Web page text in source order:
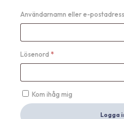
Användarnamn eller e-postadress
Lösenord *Obligatoriskt
Kom ihåg mig
Logga